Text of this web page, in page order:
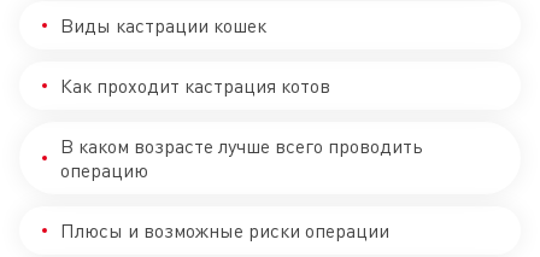
Виды кастрации кошек
Как проходит кастрация котов
В каком возрасте лучше всего проводить
операцию
Плюсы и возможные риски операции